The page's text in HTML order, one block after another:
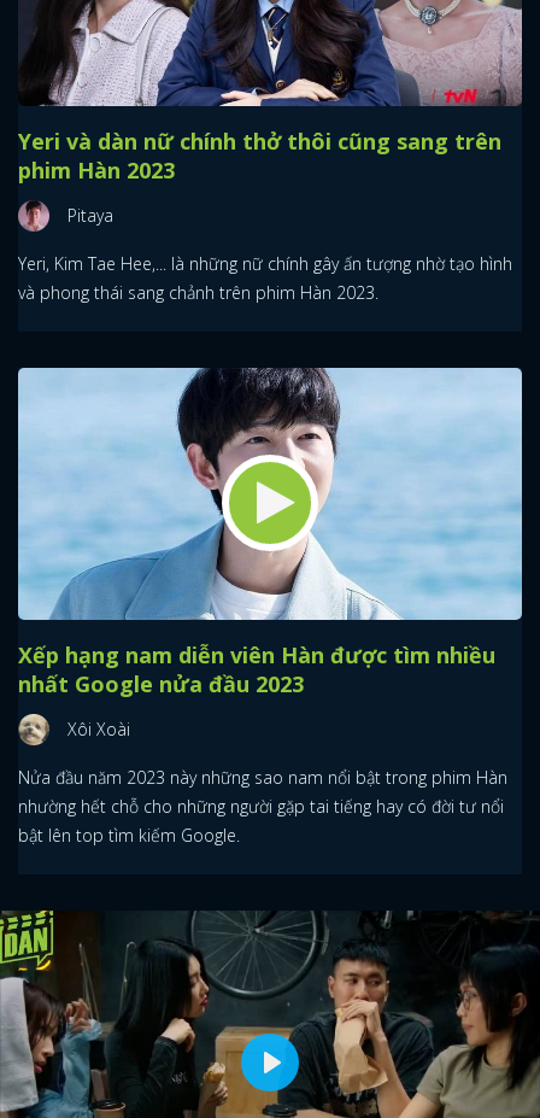
Yeri và dàn nữ chính thở thôi cũng sang trên
phim Hàn 2023
Pitaya
Yeri, Kim Tae Hee,... là những nữ chính gây ấn tượng nhờ tạo hình
và phong thái sang chảnh trên phim Hàn 2023.
Xếp hạng nam diễn viên Hàn được tìm nhiều
nhất Google nửa đầu 2023
Xôi Xoài
Nửa đầu năm 2023 này những sao nam nổi bật trong phim Hàn
nhường hết chỗ cho những người gặp tai tiếng hay có đời tư nổi
bật lên top tìm kiếm Google.
Play